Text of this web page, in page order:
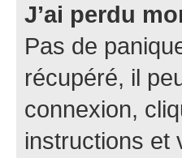
J’ai perdu
Pas de
récupéré, il
connexion,
instructions et